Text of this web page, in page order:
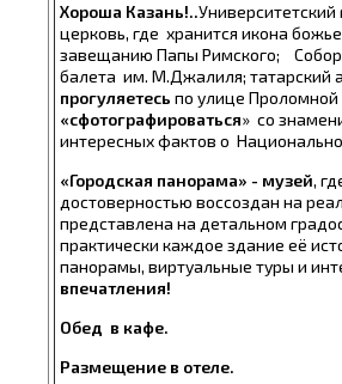
Хороша Казань!..
церковь, где хранится икона
завещанию Папы Римского;
балета им. М.Джалиля; татарский
прогуляетесь по улице Проломной
«сфотографироваться» со
интересных фактов о
«Городская панорама» - музей,
достоверностью воссоздан на
представлена на детальном
практически каждое здание её
панорамы, виртуальные туры и
впечатления!
Обед в кафе.
Размещение в отеле.